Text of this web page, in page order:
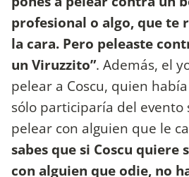
profesional o algo, que te
la cara. Pero peleaste
un Viruzzito”. Además, el
pelear a Coscu, quien
sólo participaría del evento
pelear con alguien que le
sabes que si Coscu quiere
con alguien que odie, no